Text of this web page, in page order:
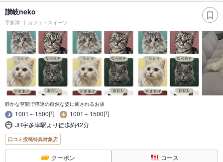
讃岐neko
宇多津 カフェ・スイーツ
静かな空間で猫達の自然な姿に癒されるお店
1001～1500円
1001～1500円
JR宇多津駅より徒歩約42分
口コミ投稿特典対象店
クーポン コース